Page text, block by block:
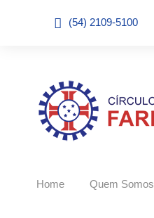
(54) 2109-5100
Home Quem Somos